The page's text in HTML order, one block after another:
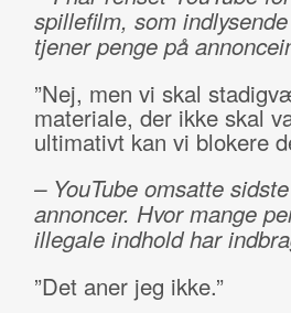
spillefilm, som
tjener penge på
”Nej, men vi skal
materiale, der ikke skal
ultimativt kan vi blokere
– YouTube omsatte
annoncer. Hvor mange
illegale indhold har
”Det aner jeg ikke.”